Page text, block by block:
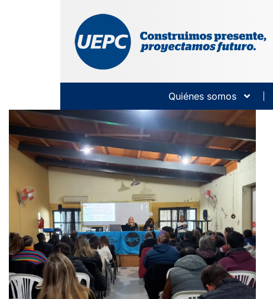
Quiénes somos